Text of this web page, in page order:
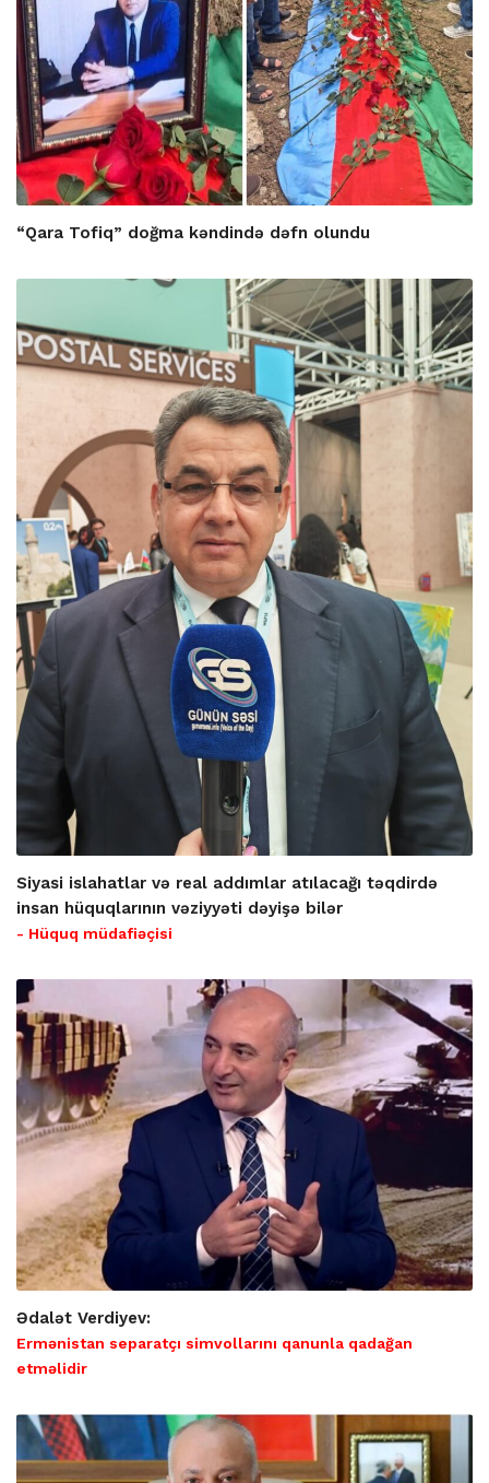
“Qara Tofiq” doğma kəndində dəfn olundu
Siyasi islahatlar və real addımlar atılacağı təqdirdə
insan hüquqlarının vəziyyəti dəyişə bilər
- Hüquq müdafiəçisi
Ədalət Verdiyev:
Ermənistan separatçı simvollarını qanunla qadağan
etməlidir